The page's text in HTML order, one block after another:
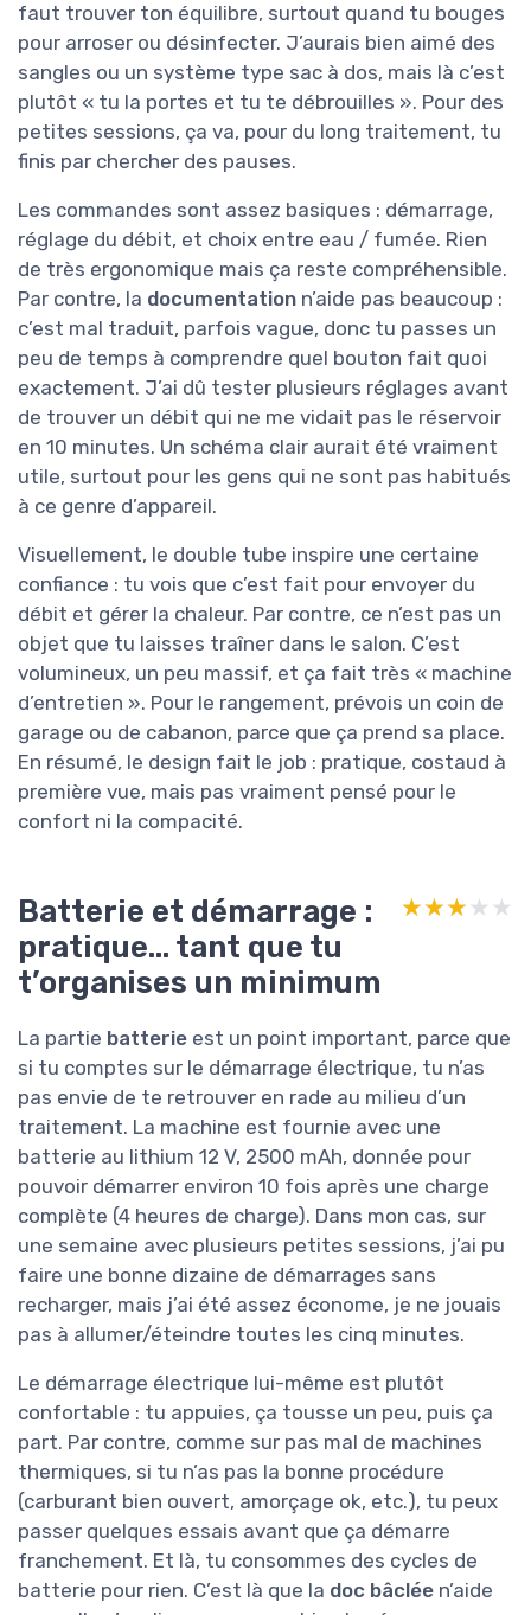
faut trouver ton équilibre, surtout quand tu bouges
pour arroser ou désinfecter. J’aurais bien aimé des
sangles ou un système type sac à dos, mais là c’est
plutôt « tu la portes et tu te débrouilles ». Pour des
petites sessions, ça va, pour du long traitement, tu
finis par chercher des pauses.
Les commandes sont assez basiques : démarrage,
réglage du débit, et choix entre eau / fumée. Rien
de très ergonomique mais ça reste compréhensible.
Par contre, la documentation n’aide pas beaucoup :
c’est mal traduit, parfois vague, donc tu passes un
peu de temps à comprendre quel bouton fait quoi
exactement. J’ai dû tester plusieurs réglages avant
de trouver un débit qui ne me vidait pas le réservoir
en 10 minutes. Un schéma clair aurait été vraiment
utile, surtout pour les gens qui ne sont pas habitués
à ce genre d’appareil.
Visuellement, le double tube inspire une certaine
confiance : tu vois que c’est fait pour envoyer du
débit et gérer la chaleur. Par contre, ce n’est pas un
objet que tu laisses traîner dans le salon. C’est
volumineux, un peu massif, et ça fait très « machine
d’entretien ». Pour le rangement, prévois un coin de
garage ou de cabanon, parce que ça prend sa place.
En résumé, le design fait le job : pratique, costaud à
première vue, mais pas vraiment pensé pour le
confort ni la compacité.
Batterie et démarrage :
pratique… tant que tu
t’organises un minimum
★★★★★
★★★★★
La partie batterie est un point important, parce que
si tu comptes sur le démarrage électrique, tu n’as
pas envie de te retrouver en rade au milieu d’un
traitement. La machine est fournie avec une
batterie au lithium 12 V, 2500 mAh, donnée pour
pouvoir démarrer environ 10 fois après une charge
complète (4 heures de charge). Dans mon cas, sur
une semaine avec plusieurs petites sessions, j’ai pu
faire une bonne dizaine de démarrages sans
recharger, mais j’ai été assez économe, je ne jouais
pas à allumer/éteindre toutes les cinq minutes.
Le démarrage électrique lui-même est plutôt
confortable : tu appuies, ça tousse un peu, puis ça
part. Par contre, comme sur pas mal de machines
thermiques, si tu n’as pas la bonne procédure
(carburant bien ouvert, amorçage ok, etc.), tu peux
passer quelques essais avant que ça démarre
franchement. Et là, tu consommes des cycles de
batterie pour rien. C’est là que la doc bâclée n’aide